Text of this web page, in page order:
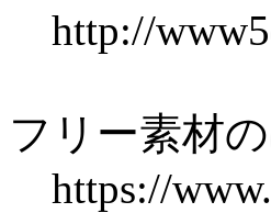
http://
フリー素材
https://